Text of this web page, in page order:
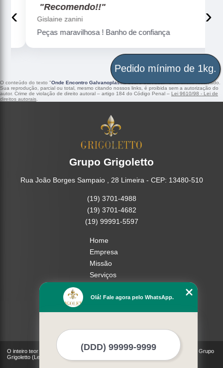
"Recomendo!!"
Gislaine zanini
Peças maravilhosa ! Banho de confiança
‹ ›
O conteúdo do texto "Onde Encontro Galvanoplastia Cobre Salvador" é de direito reservado.
Sua reprodução, parcial ou total, mesmo citando nossos links, é proibida sem a autorização do
autor. Crime de violação de direito autoral – artigo 184 do Código Penal – Lei 9610/98 - Lei de
direitos autorais
Grupo Grigoletto
Rua João Borges Sampaio , 28 Limeira - CEP: 13480-510
(19) 3701-4988
(19) 3701-4682
(19) 99991-5597
Home
Empresa
Missão
Serviços
Mapa do site
O inteiro teor deste site está sujeito à proteção de direitos autorais. Copyright© Grupo
Grigoletto (Lei 9610 de 19/02/1998)
Olá! Fale agora pelo WhatsApp.
Pedido mínimo de 1kg.